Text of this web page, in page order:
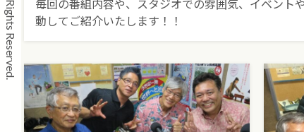
毎回の番組内容や、スタジオでの雰囲気、イベント
動してご紹介いたします！！